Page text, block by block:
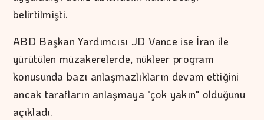
belirtilmişti.
ABD Başkan Yardımcısı JD Vance ise İran ile
yürütülen müzakerelerde, nükleer program
konusunda bazı anlaşmazlıkların devam ettiğini
ancak tarafların anlaşmaya "çok yakın" olduğunu
açıkladı.